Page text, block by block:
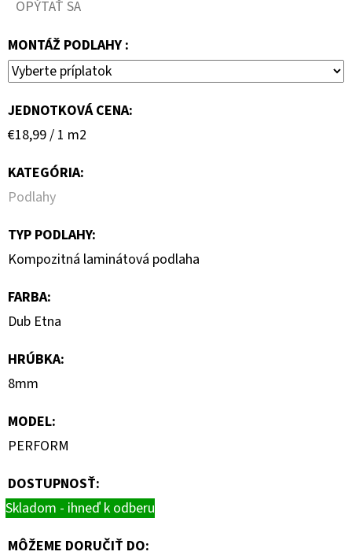
OPÝTAŤ SA
MONTÁŽ PODLAHY :
JEDNOTKOVÁ CENA:
Jednotková
€18,99 / 1 m2
KATEGÓRIA:
Podlahy
TYP PODLAHY:
Kompozitná laminátová podlaha
FARBA:
Dub Etna
HRÚBKA:
8mm
MODEL:
PERFORM
DOSTUPNOSŤ:
Skladom - ihneď k odberu
MÔŽEME DORUČIŤ DO: